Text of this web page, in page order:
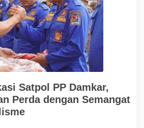
Satpol PP Damkar,
Perda dengan Semangat